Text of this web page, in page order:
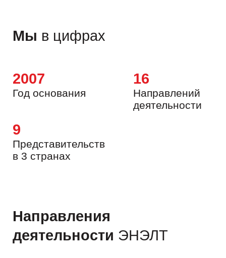
Мы в цифрах
2007
Год основания
9
Представительств
в 3 странах
16
Направлений
деятельности
Направления
деятельности ЭНЭЛТ